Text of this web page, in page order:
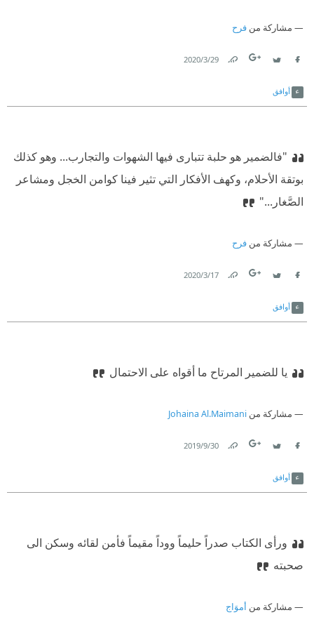
مشاركة من فرح
29‏/3‏/2020
أوافق
"فالضمير هو حلبة تتبارى فيها الشهوات والتجارب... وهو كذلك
بوتقة الأحلام، وكهف الأفكار التي تثير فينا كوامن الخجل ومشاعر
الصَّغار..."
مشاركة من فرح
17‏/3‏/2020
أوافق
يا للضمير المرتاح ما أقواه على الاحتمال
مشاركة من Johaina Al.Maimani
30‏/9‏/2019
أوافق
ورأى الكتاب صدراً حليماً ووداً مقيماً فأمن لقائه وسكن الى
صحبته
مشاركة من أموَاج